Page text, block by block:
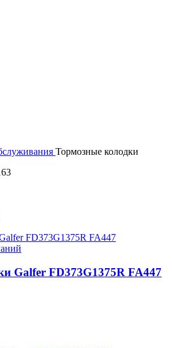
Тормозные колодки
Сортировка:
Galfer FD373G1375R FA447